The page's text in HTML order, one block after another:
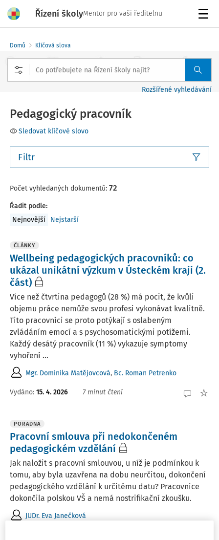
Řízení školyMentor pro vaši ředitelnu
Domů Klíčová slova
Rozšířené vyhledávání
Pedagogický pracovník
Sledovat klíčové slovo
Filtr
Počet vyhledaných dokumentů: 72
Řadit podle:
Nejnovější
Nejstarší
ČLÁNKY
Wellbeing pedagogických pracovníků: co
ukázal unikátní výzkum v Ústeckém kraji (2.
část)
Více než čtvrtina pedagogů (28 %) má pocit, že kvůli
objemu práce nemůže svou profesi vykonávat kvalitně.
Tito pracovníci se proto potýkají s oslabeným
zvládáním emocí a s psychosomatickými potížemi.
Každý desátý pracovník (11 %) vykazuje symptomy
vyhoření ...
Mgr. Dominika Matějovcová, Bc. Roman Petrenko
Vydáno: 15. 4. 2026 7 minut čtení
PORADNA
Pracovní smlouva při nedokončeném
pedagogickém vzdělání
Jak naložit s pracovní smlouvou, u níž je podmínkou k
tomu, aby byla uzavřena na dobu neurčitou, dokončení
pedagogického vzdělání k určitému datu? Pracovnice
dokončila polskou VŠ a nemá nostrifikační zkoušku.
JUDr. Eva Janečková